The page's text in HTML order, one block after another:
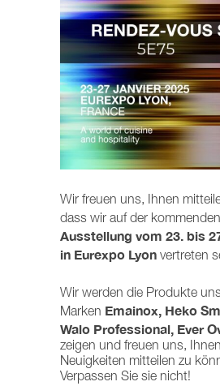
Wir freuen uns, Ihnen
dass wir auf der kommenden
Ausstellung vom 23. bis
in Eurexpo Lyon vertreten
Wir werden die Produkte
Marken Emainox, Heko
Walo Professional, Ever
zeigen und freuen uns,
Neuigkeiten mitteilen zu
Verpassen Sie sie nicht!